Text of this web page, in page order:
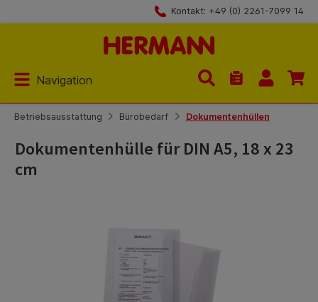
Kontakt: +49 (0) 2261-7099 14
Navigation
Du hast 0
Betriebsausstattung Bürobedarf Dokumentenhüllen
Dokumentenhülle für DIN A5, 18 x 23
cm